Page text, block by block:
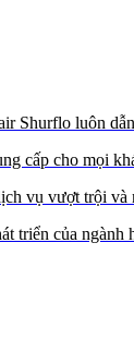
Shurflo luôn
cấp cho mọi
vụ vượt trội
triển của